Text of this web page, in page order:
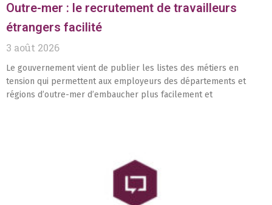
Outre-mer : le recrutement de travailleurs
étrangers facilité
3 août 2026
Le gouvernement vient de publier les listes des métiers en
tension qui permettent aux employeurs des départements et
régions d’outre-mer d’embaucher plus facilement et